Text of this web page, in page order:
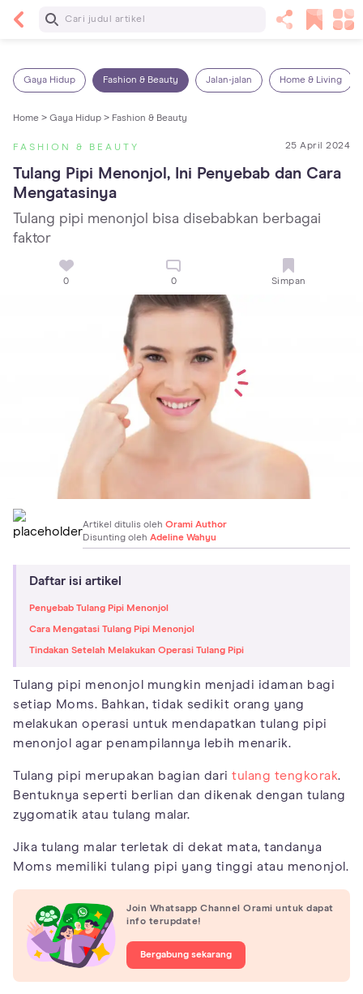
Baca Selanjutnya
Gaya Hidup Fashion & Beauty Jalan-jalan Home & Living
Home > Gaya Hidup > Fashion & Beauty
FASHION & BEAUTY 25 April 2024
Tulang Pipi Menonjol, Ini Penyebab dan Cara
Mengatasinya
Tulang pipi menonjol bisa disebabkan berbagai
faktor
0 0 Simpan
Artikel ditulis oleh Orami Author
Disunting oleh Adeline Wahyu
Daftar isi artikel
Penyebab Tulang Pipi Menonjol
Cara Mengatasi Tulang Pipi Menonjol
Tindakan Setelah Melakukan Operasi Tulang Pipi
Tulang pipi menonjol mungkin menjadi idaman bagi
setiap Moms. Bahkan, tidak sedikit orang yang
melakukan operasi untuk mendapatkan tulang pipi
menonjol agar penampilannya lebih menarik.
Tulang pipi merupakan bagian dari tulang tengkorak.
Bentuknya seperti berlian dan dikenak dengan tulang
zygomatik atau tulang malar.
Jika tulang malar terletak di dekat mata, tandanya
Moms memiliki tulang pipi yang tinggi atau menonjol.
Join Whatsapp Channel Orami untuk dapat
info terupdate!
Bergabung sekarang